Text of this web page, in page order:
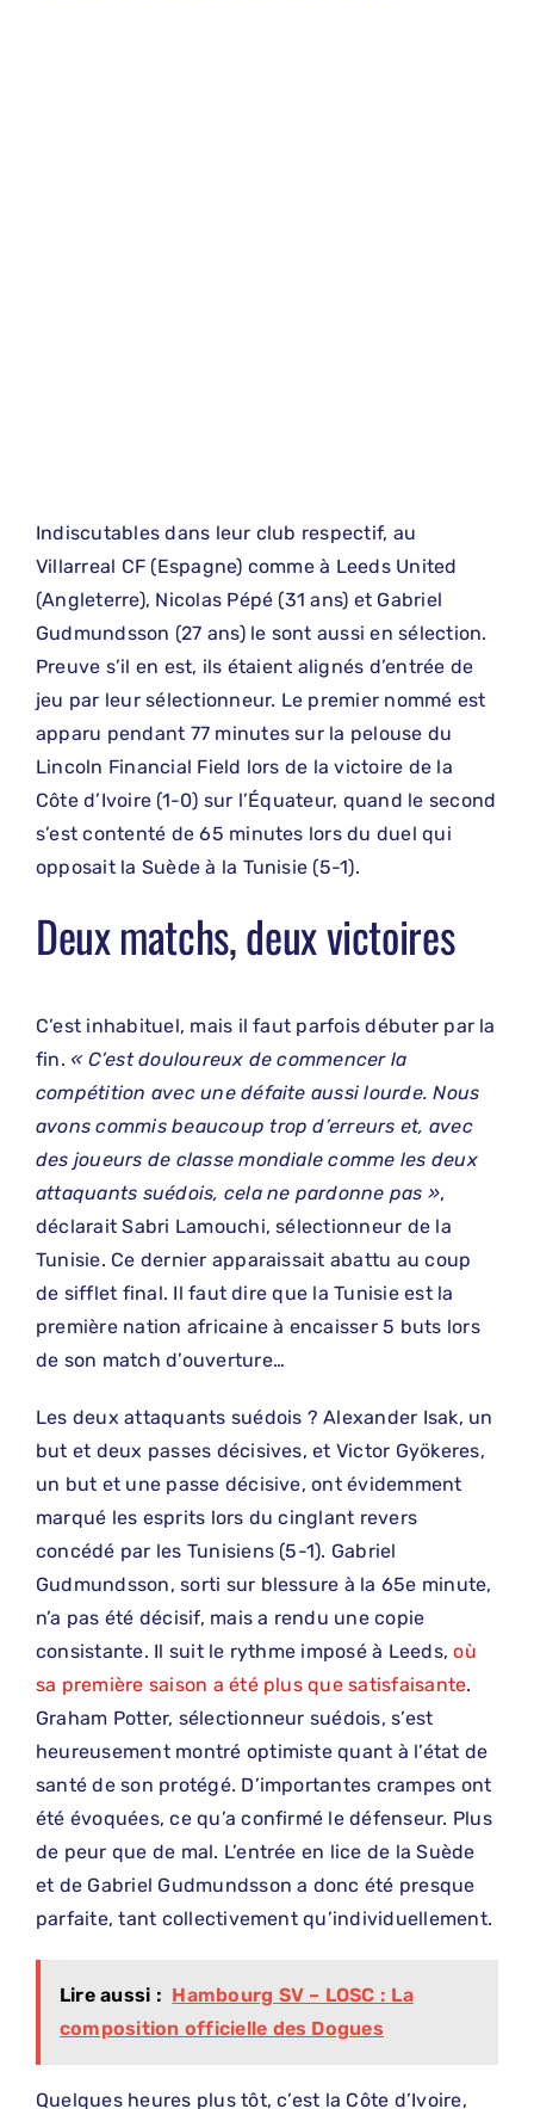
Indiscutables dans leur club respectif, au
Villarreal CF (Espagne) comme à Leeds United
(Angleterre), Nicolas Pépé (31 ans) et Gabriel
Gudmundsson (27 ans) le sont aussi en sélection.
Preuve s’il en est, ils étaient alignés d’entrée de
jeu par leur sélectionneur. Le premier nommé est
apparu pendant 77 minutes sur la pelouse du
Lincoln Financial Field lors de la victoire de la
Côte d’Ivoire (1-0) sur l’Équateur, quand le second
s’est contenté de 65 minutes lors du duel qui
opposait la Suède à la Tunisie (5-1).
Deux matchs, deux victoires
C’est inhabituel, mais il faut parfois débuter par la
fin. « C’est douloureux de commencer la
compétition avec une défaite aussi lourde. Nous
avons commis beaucoup trop d’erreurs et, avec
des joueurs de classe mondiale comme les deux
attaquants suédois, cela ne pardonne pas »,
déclarait Sabri Lamouchi, sélectionneur de la
Tunisie. Ce dernier apparaissait abattu au coup
de sifflet final. Il faut dire que la Tunisie est la
première nation africaine à encaisser 5 buts lors
de son match d’ouverture…
Les deux attaquants suédois ? Alexander Isak, un
but et deux passes décisives, et Victor Gyökeres,
un but et une passe décisive, ont évidemment
marqué les esprits lors du cinglant revers
concédé par les Tunisiens (5-1). Gabriel
Gudmundsson, sorti sur blessure à la 65e minute,
n’a pas été décisif, mais a rendu une copie
consistante. Il suit le rythme imposé à Leeds,où
sa première saison a été plus que satisfaisante.
Graham Potter, sélectionneur suédois, s’est
heureusement montré optimiste quant à l’état de
santé de son protégé. D’importantes crampes ont
été évoquées, ce qu’a confirmé le défenseur. Plus
de peur que de mal. L’entrée en lice de la Suède
et de Gabriel Gudmundsson a donc été presque
parfaite, tant collectivement qu’individuellement.
Lire aussi : Hambourg SV – LOSC : La
composition officielle des Dogues
Quelques heures plus tôt, c’est la Côte d’Ivoire,